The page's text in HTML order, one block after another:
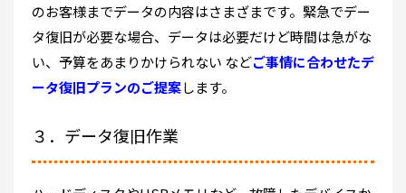
のお客様までデータの内容はさまざまです。緊急でデー
タ復旧が必要な場合、データは必要だけど時間は急がな
い、予算をあまりかけられない などご事情に合わせたデ
ータ復旧プランのご提案します。
３．データ復旧作業